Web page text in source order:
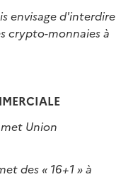
envisage d'interdire
crypto-monnaies à
Union
des « 16+1 » à